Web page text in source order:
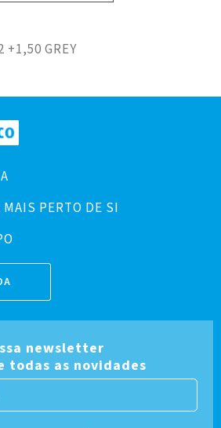
GREY
PERTO DE SI
newsletter
todas as novidades